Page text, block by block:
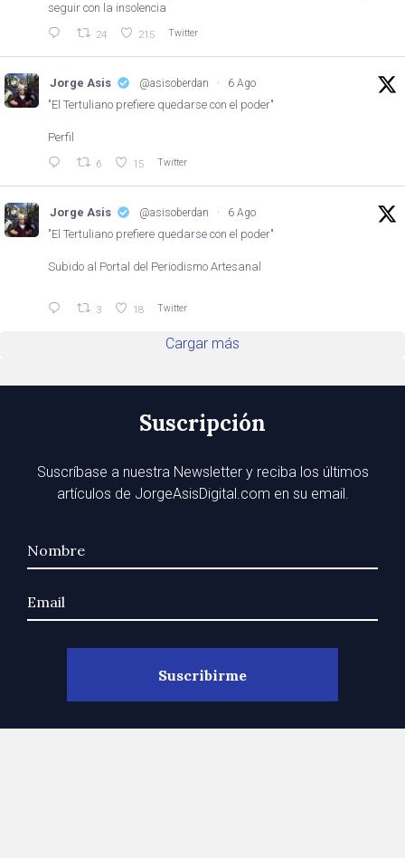
seguir con la insolencia
24 215 Twitter
Jorge Asis @asisoberdan · 6 Ago
"El Tertuliano prefiere quedarse con el poder"
Perfil
6 15 Twitter
Jorge Asis @asisoberdan · 6 Ago
"El Tertuliano prefiere quedarse con el poder"
Subido al Portal del Periodismo Artesanal
3 18 Twitter
Cargar más
Suscripción
Suscríbase a nuestra Newsletter y reciba los últimos
artículos de JorgeAsisDigital.com en su email.